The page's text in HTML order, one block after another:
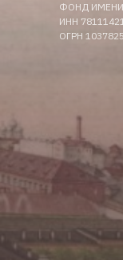
ФОНД ИМЕНИ
ИНН
ОГРН